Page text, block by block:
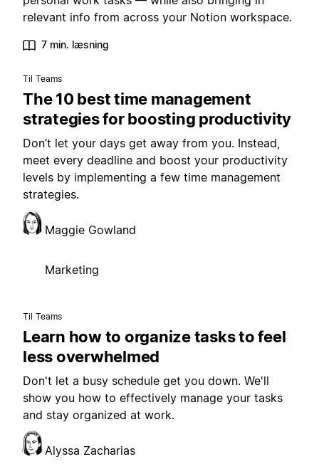
relevant info from across your Notion workspace.
7 min. læsning
Til Teams
The 10 best time management
strategies for boosting productivity
Don’t let your days get away from you. Instead,
meet every deadline and boost your productivity
levels by implementing a few time management
strategies.
Maggie Gowland
Marketing
Til Teams
Learn how to organize tasks to feel
less overwhelmed
Don't let a busy schedule get you down. We'll
show you how to effectively manage your tasks
and stay organized at work.
Alyssa Zacharias